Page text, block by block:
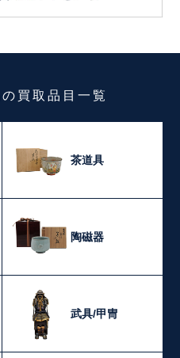
の買取品目一覧
茶道具
陶磁器
武具/甲冑